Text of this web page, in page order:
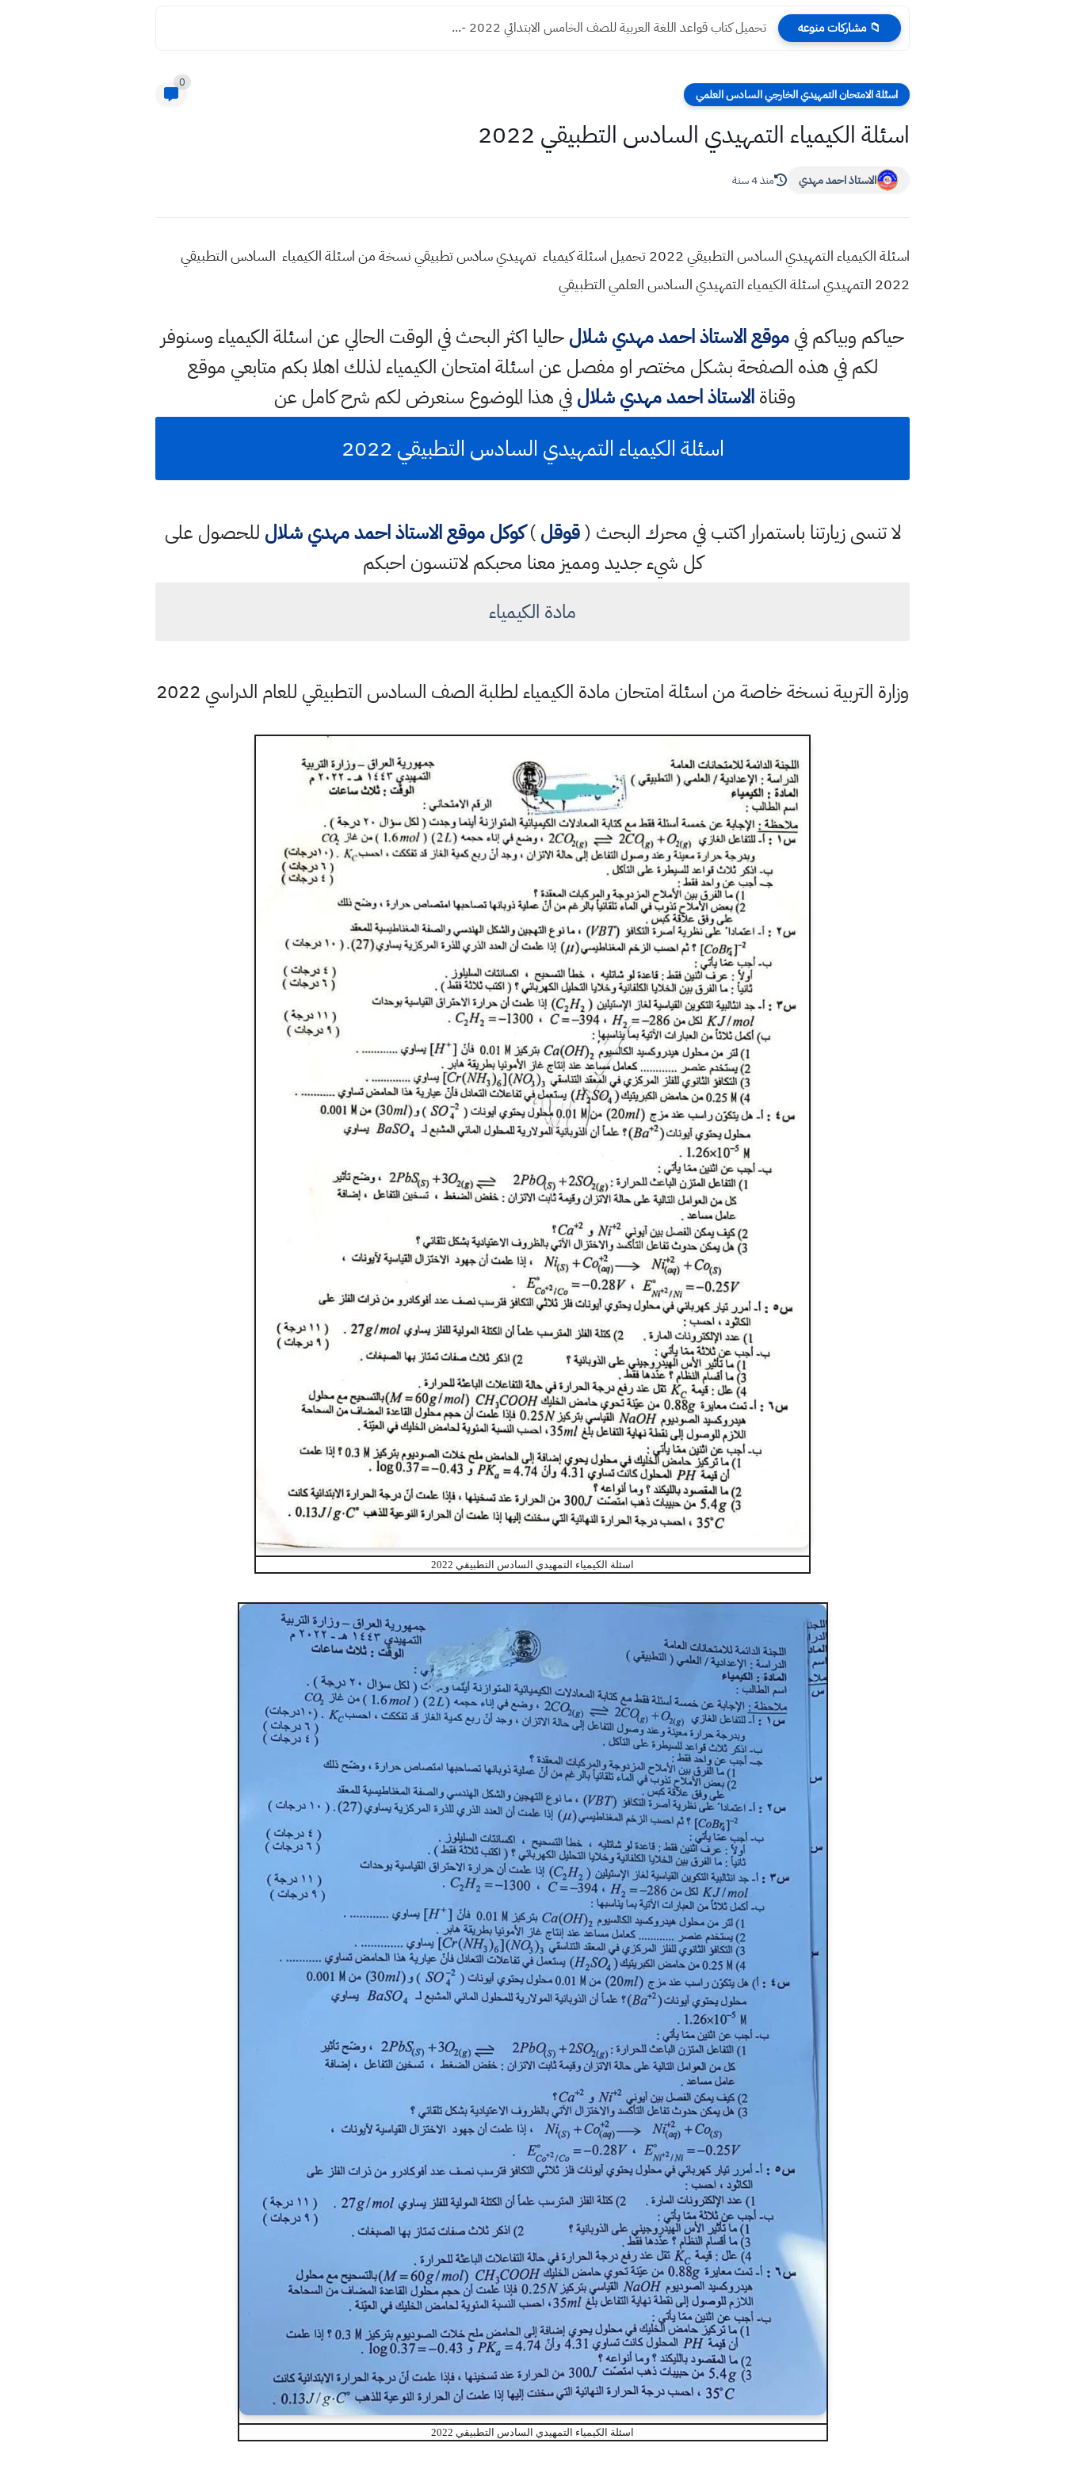
📁 مشاركات منوعه طريقة إضافة كود حماية حساب أدسنس من النقرات غير الشرعية...
اسئلة الامتحان التمهيدي الخارجي السادس العلمي
0
اسئلة الكيمياء التمهيدي السادس التطبيقي 2022
الاستاذ احمد مهدي منذ 4 سنة
اسئلة الكيمياء التمهيدي السادس التطبيقي 2022 تحميل اسئلة كيمياء تمهيدي سادس تطبيقي نسخة من اسئلة الكيمياء السادس التطبيقي
2022 التمهيدي اسئلة الكيمياء التمهيدي السادس العلمي التطبيقي
حياكم وبياكم فيموقع الاستاذ احمد مهدي شلالحاليا اكثر البحث في الوقت الحالي عن اسئلة الكيمياء وسنوفر
لكم في هذه الصفحة بشكل مختصر او مفصل عن اسئلة امتحان الكيمياء لذلك اهلا بكم متابعي موقع
وقناةالاستاذ احمد مهدي شلالفي هذا الموضوع سنعرض لكم شرح كامل عن
اسئلة الكيمياء التمهيدي السادس التطبيقي 2022
لا تنسى زيارتنا باستمرار اكتب في محرك البحث (قوقل)كوكل موقع الاستاذ احمد مهدي شلال للحصول على
كل شيء جديد ومميز معنا محبكم لاتنسون احبكم
مادة الكيمياء
وزارة التربية نسخة خاصة من اسئلة امتحان مادة الكيمياء لطلبة الصف السادس التطبيقي للعام الدراسي 2022
اسئلة الكيمياء التمهيدي السادس التطبيقي 2022
اسئلة الكيمياء التمهيدي السادس التطبيقي 2022